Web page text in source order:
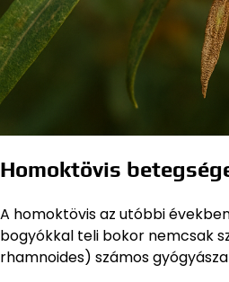
Homoktövis
A homoktövis az utóbbi
bogyókkal teli bokor nemcsak
rhamnoides) számos